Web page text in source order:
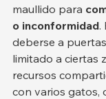
maullido para
o inconformidad.
deberse a
limitado a ciertas
recursos
con varios gatos,